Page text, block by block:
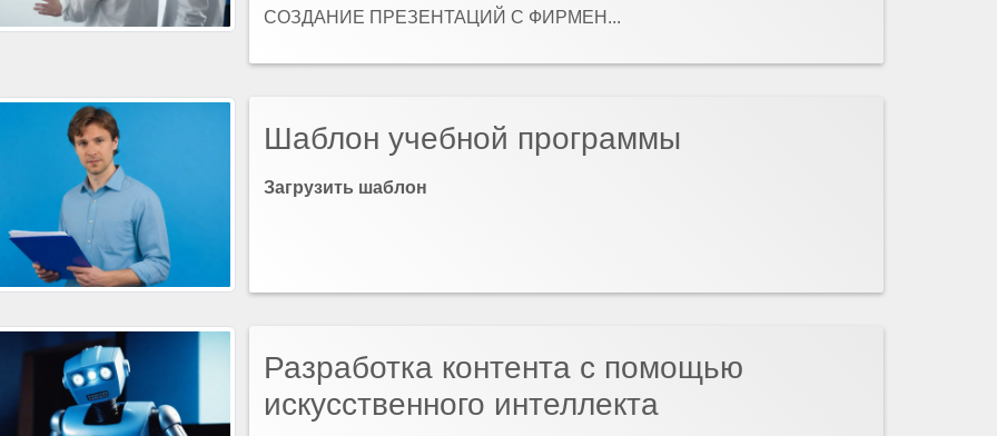
СОЗДАНИЕ ПРЕЗЕНТАЦИЙ С ФИРМЕН...
Шаблон учебной программы
Загрузить шаблон
Разработка контента с помощью
искусственного интеллекта